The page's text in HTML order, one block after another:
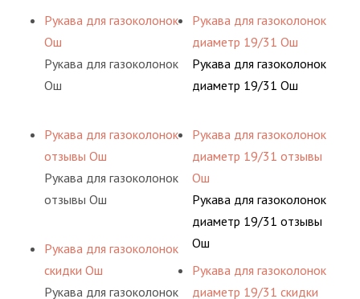
Рукава для газоколонок
Ош
Рукава для газоколонок
Ош
Рукава для газоколонок
отзывы Ош
Рукава для газоколонок
отзывы Ош
Рукава для газоколонок
скидки Ош
Рукава для газоколонок
Рукава для газоколонок
диаметр 19/31 Ош
Рукава для газоколонок
диаметр 19/31 Ош
Рукава для газоколонок
диаметр 19/31 отзывы
Ош
Рукава для газоколонок
диаметр 19/31 отзывы
Ош
Рукава для газоколонок
диаметр 19/31 скидки